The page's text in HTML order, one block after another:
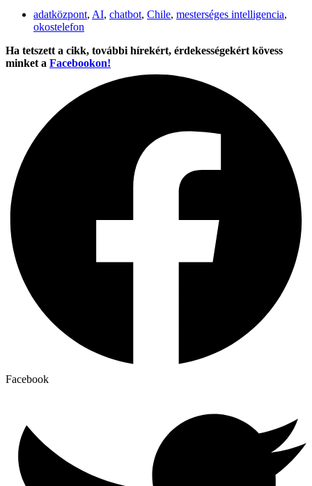
adatközpont, AI, chatbot, Chile, mesterséges intelligencia,
okostelefon
Ha tetszett a cikk, további hírekért, érdekességekért kövess
minket a Facebookon!
Facebook